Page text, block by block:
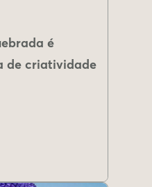
é
de criatividade